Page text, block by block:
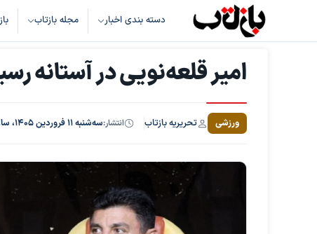
دسته بندی اخبار مجله بازتاب
امیر قلعه‌نویی در آستانه
ورزشی تحریریه بازتاب انتشار:سه‌شنبه ۱۱ فروردین ۱۴۰۵، ساعت ۱۰:۵۰